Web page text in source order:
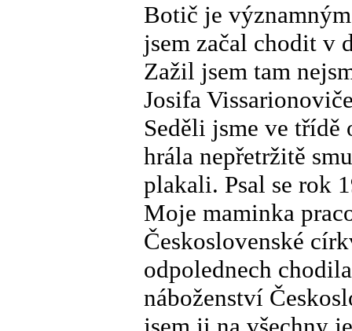
Botič je
jsem začal chodit v
Zažil jsem tam
Josifa
Seděli jsme ve třídě
hrála nepřetržitě
plakali. Psal se rok
Moje maminka
Československé
odpolednech
náboženství